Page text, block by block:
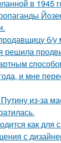
в 1945
б/у
решила
и мне
из-за
как для
с